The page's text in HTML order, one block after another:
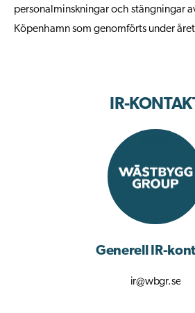
personalminskningar och stängningar
Köpenhamn som genomförts under
IR-
Generell IR-
ir@wbgr.se